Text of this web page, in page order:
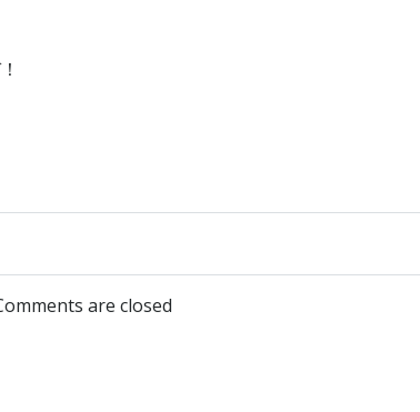
navigation
are closed